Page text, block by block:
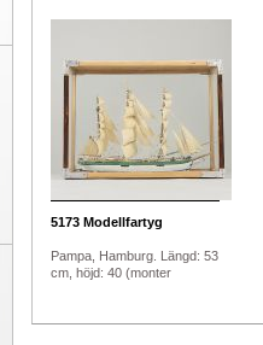
5173Modellfartyg
Pampa, Hamburg. Längd: 53
cm, höjd: 40 (monter